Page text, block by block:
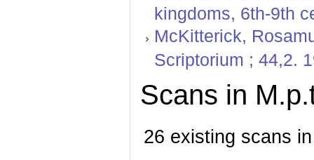
kingdoms, 6th-9th
McKitterick,
Scriptorium ; 44,2.
Scans in
26 existing scans